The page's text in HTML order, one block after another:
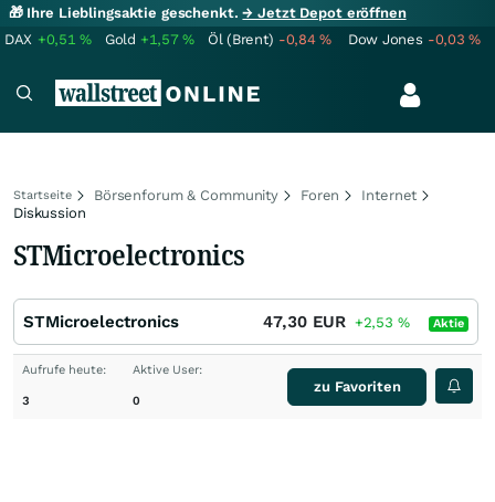
🎁 Ihre Lieblingsaktie geschenkt.→ Jetzt Depot eröffnen
DAX +0,51% Gold +1,57% Öl (Brent) -0,84% Dow Jones -0,03%
Startseite Börsenforum & Community Foren
Internet
Diskussion
STMicroelectronics
STMicroelectronics 47,30 EUR +2,53 % Aktie
Aufrufe heute:
3
Aktive User:
0
zu Favoriten